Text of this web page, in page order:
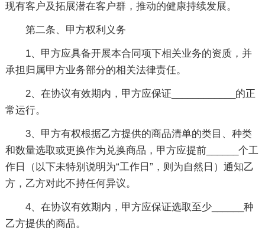
现有客户及拓展潜在客户群，推动的健康持续发展。
第二条、甲方权利义务
1、甲方应具备开展本合同项下相关业务的资质，并
承担归属甲方业务部分的相关法律责任。
2、在协议有效期内，甲方应保证____________的正
常运行。
3、甲方有权根据乙方提供的商品清单的类目、种类
和数量选取或更换作为兑换商品，甲方应提前______个工
作日（以下未特别说明为“工作日”，则为自然日）通知乙
方，乙方对此不持任何异议。
4、在协议有效期内，甲方应保证选取至少______种
乙方提供的商品。